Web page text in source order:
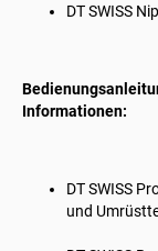
DT SWISS
Informationen:
DT SWISS
und